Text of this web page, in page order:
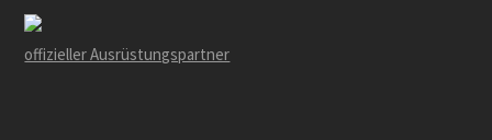
offizieller Ausrüstungspartner